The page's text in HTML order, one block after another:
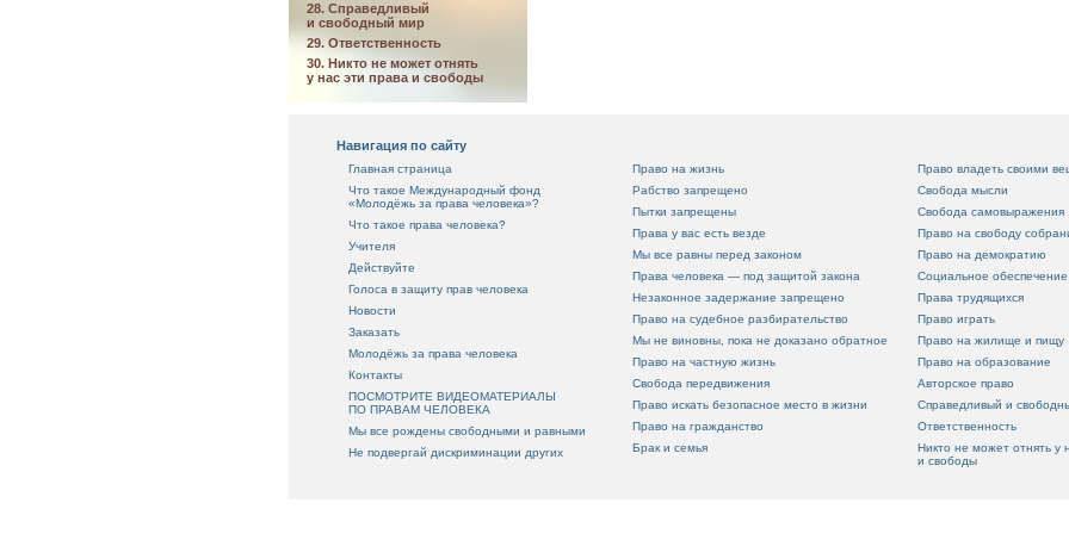
28. Справедливый
и свободный мир
29. Ответственность
30. Никто не может отнять
у нас эти права и свободы
Навигация по сайту
Главная страница
Что такое Международный фонд
«Молодёжь за права человека»?
Что такое права человека?
Учителя
Действуйте
Голоса в защиту прав человека
Новости
Заказать
Молодёжь за права человека
Контакты
ПОСМОТРИТЕ ВИДЕОМАТЕРИАЛЫ
ПО ПРАВАМ ЧЕЛОВЕКА
Мы все рождены свободными и равными
Не подвергай дискриминации других
Право на жизнь
Рабство запрещено
Пытки запрещены
Права у вас есть везде
Мы все равны перед законом
Права человека — под защитой закона
Незаконное задержание запрещено
Право на судебное разбирательство
Мы не виновны, пока не доказано обратное
Право на частную жизнь
Свобода передвижения
Право искать безопасное место в жизни
Право на гражданство
Брак и семья
Право владеть своими
Свобода мысли
Свобода самовыражения
Право на свободу
Право на демократию
Социальное обеспечение
Права трудящихся
Право играть
Право на жилище и пищу
Право на образование
Авторское право
Справедливый и
Ответственность
Никто не может отнять у
и свободы